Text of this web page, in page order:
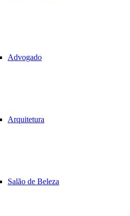
Advogado
Arquitetura
Salão de Beleza